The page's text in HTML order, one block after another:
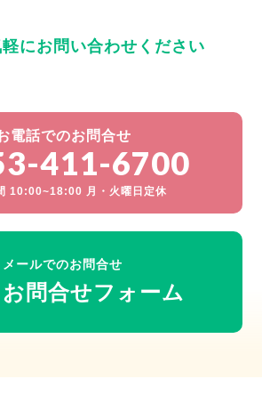
にお問い合わせください
電話でのお問合せ
411-6700
10:00~18:00 月・火曜日定休
メールでのお問合せ
お問合せフォーム